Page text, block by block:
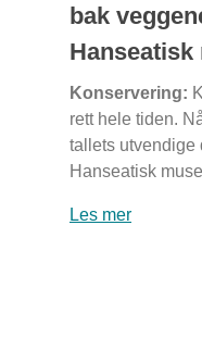
bak
Hanseatisk
Konservering:
rett hele tiden.
tallets utvendige
Hanseatisk
Les mer